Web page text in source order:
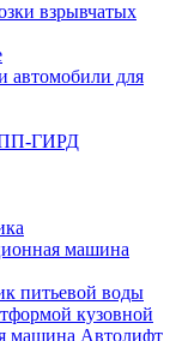
взрывчатых
для
ГИРД
машина
питьевой воды
кузовной
машина Автолифт